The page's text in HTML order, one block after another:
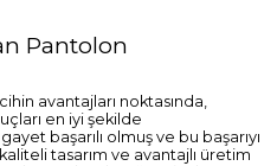
Pantolon
avantajları noktasında,
en iyi şekilde
başarılı olmuş ve bu başarıyı
tasarım ve avantajlı üretim